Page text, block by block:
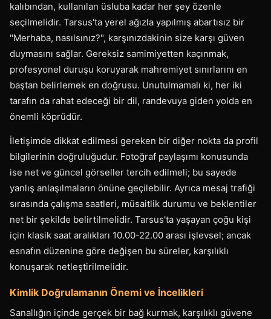
kalıbından, kullanılan üsluba kadar her şey özenle
seçilmelidir. Tarsus'ta yerel ağızla yapılmış abartısız bir
"Merhaba, nasılsınız?", karşınızdakinin size karşı güven
duymasını sağlar. Gereksiz samimiyetten kaçınmak,
profesyonel duruşu koruyarak mahremiyet sınırlarını en
baştan belirlemek en doğrusu. Unutulmamalı ki, her iki
tarafın da rahat edeceği bir dil, randevuya giden yolda en
önemli köprüdür.
İletişimde dikkat edilmesi gereken bir diğer nokta da profil
bilgilerinin doğruluğudur. Fotoğraf paylaşımı konusunda
ise net ve güncel görseller tercih edilmeli; bu sayede
yanlış anlaşılmaların önüne geçilebilir. Ayrıca mesaj trafiği
sırasında çalışma saatleri, müsaitlik durumu ve beklentiler
net bir şekilde belirtilmelidir. Tarsus'ta yaşayan çoğu kişi
için klasik saat aralıkları 10.00-22.00 arası işlevsel; ancak
esnafın düzenine göre değişen bu süreler, karşılıklı
konuşarak netleştirilmelidir.
Kimlik Doğrulamanın Önemi ve İncelikleri
Sanallığın içinde gerçek bir bağ kurmak, karşılıklı güvene